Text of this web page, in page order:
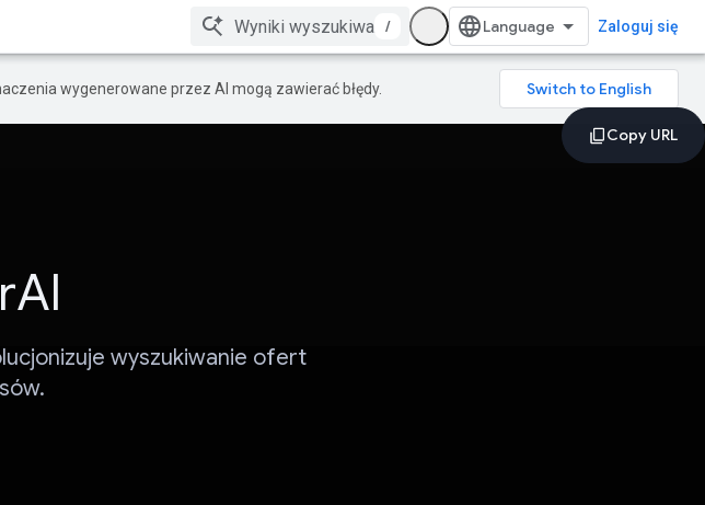
/ Zaloguj się
wygenerowane przez AI mogą zawierać błędy.
wyszukiwanie ofert